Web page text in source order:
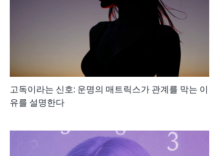
고독이라는 신호: 운명의 매트릭스가 관계를 막는 이
유를 설명한다